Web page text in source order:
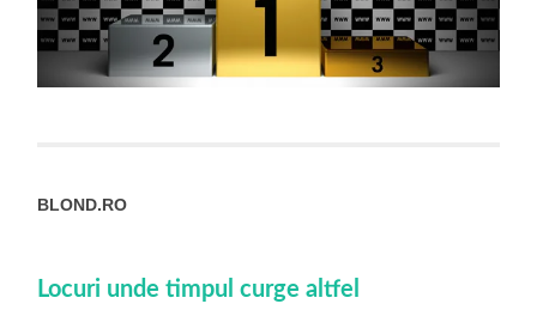
BLOND.RO
Locuri unde timpul curge altfel